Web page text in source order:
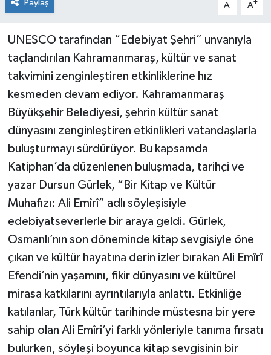
Paylaş A- A+
UNESCO tarafından “Edebiyat Şehri” unvanıyla
taçlandırılan Kahramanmaraş, kültür ve sanat
takvimini zenginleştiren etkinliklerine hız
kesmeden devam ediyor. Kahramanmaraş
Büyükşehir Belediyesi, şehrin kültür sanat
dünyasını zenginleştiren etkinlikleri vatandaşlarla
buluşturmayı sürdürüyor. Bu kapsamda
Katiphan’da düzenlenen buluşmada, tarihçi ve
yazar Dursun Gürlek, “Bir Kitap ve Kültür
Muhafızı: Ali Emîrî” adlı söyleşisiyle
edebiyatseverlerle bir araya geldi. Gürlek,
Osmanlı’nın son döneminde kitap sevgisiyle öne
çıkan ve kültür hayatına derin izler bırakan Ali Emîrî
Efendi’nin yaşamını, fikir dünyasını ve kültürel
mirasa katkılarını ayrıntılarıyla anlattı. Etkinliğe
katılanlar, Türk kültür tarihinde müstesna bir yere
sahip olan Ali Emîrî’yi farklı yönleriyle tanıma fırsatı
bulurken, söyleşi boyunca kitap sevgisinin bir